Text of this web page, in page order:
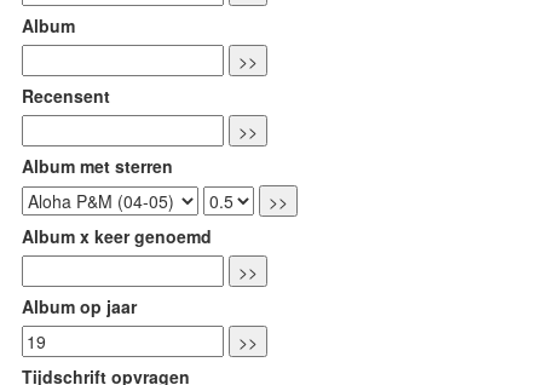
Album
Recensent
Album met sterren
Album x keer genoemd
Album op jaar
Tijdschrift opvragen